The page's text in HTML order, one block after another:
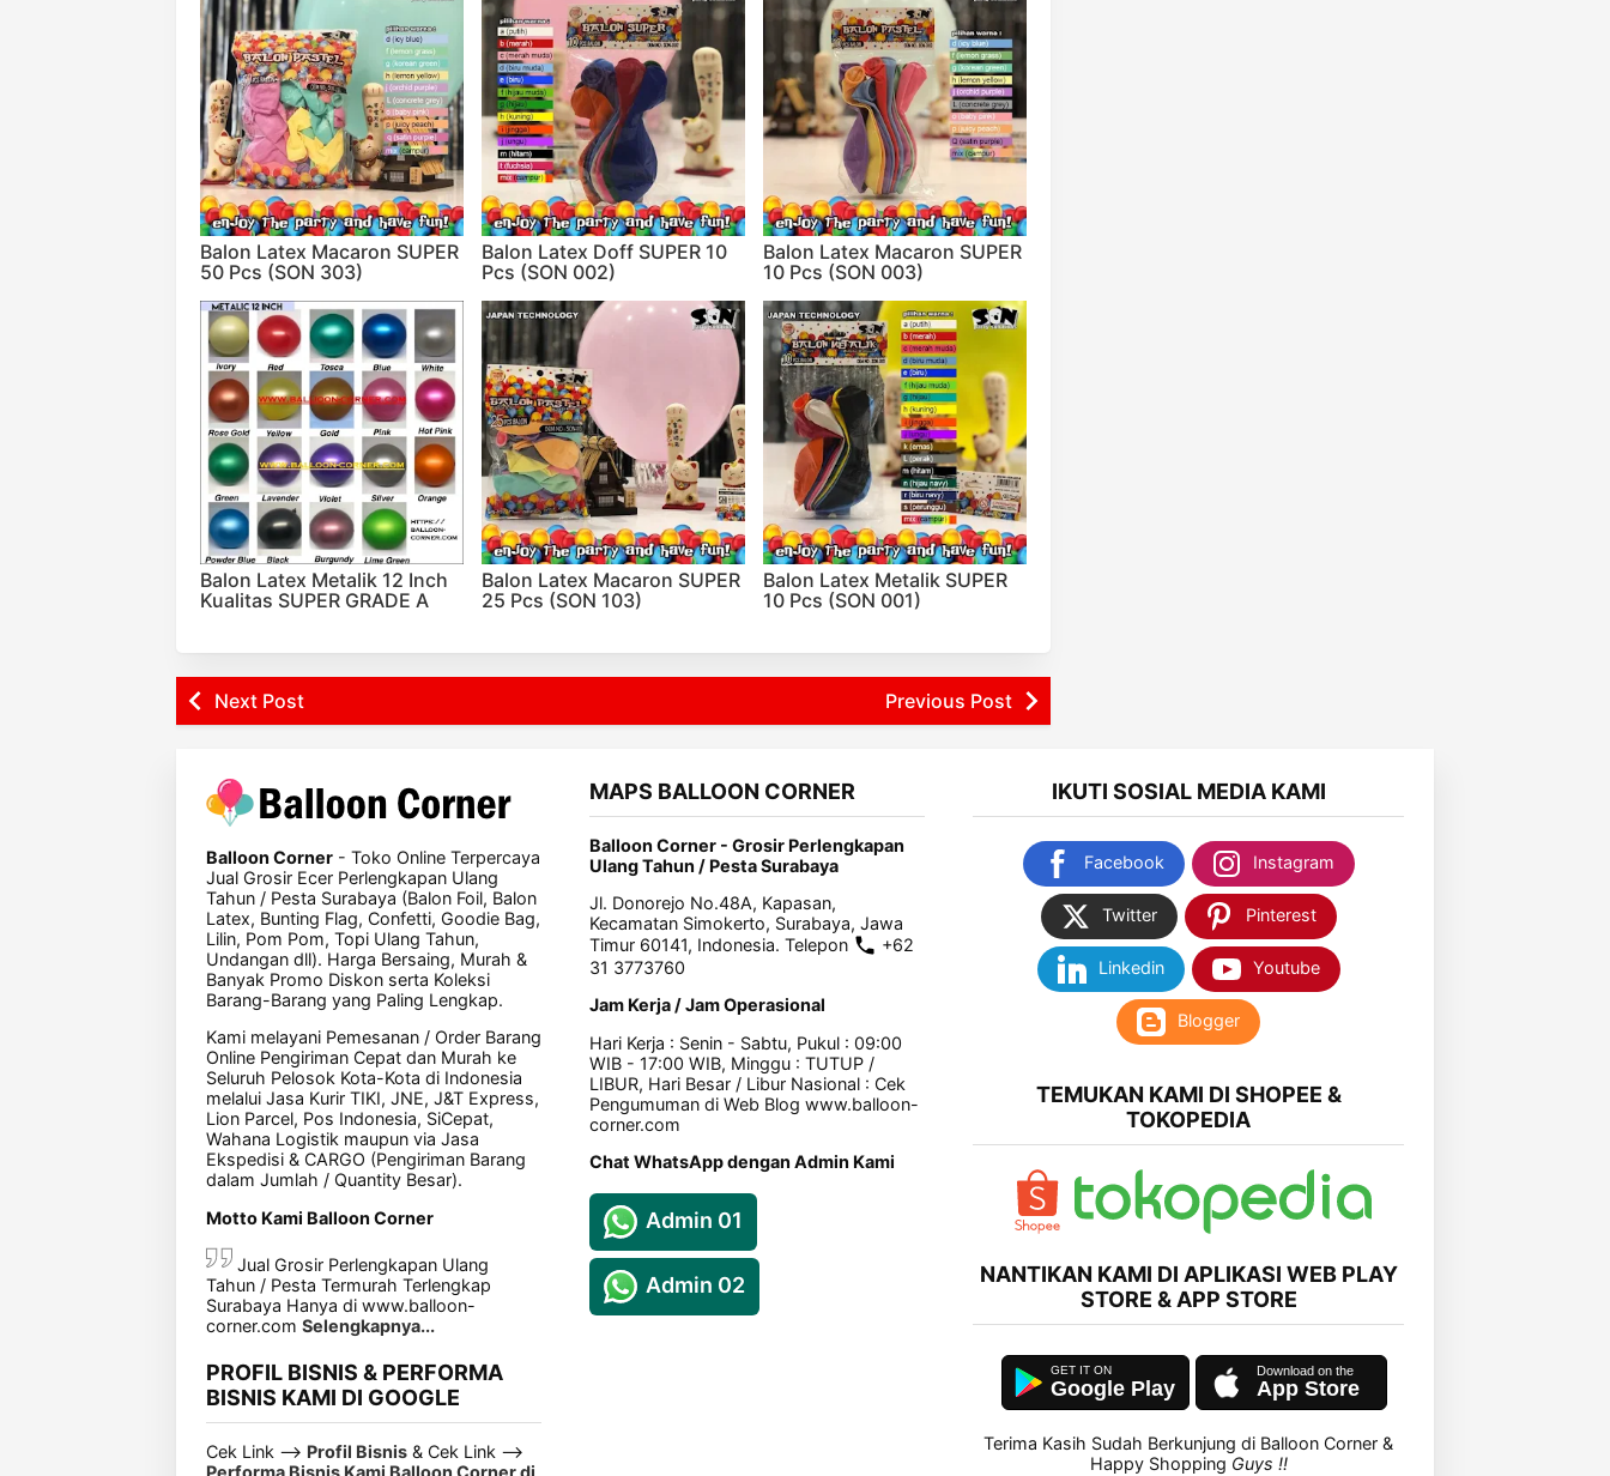
Balon Latex Macaron SUPER
50 Pcs (SON 303)
Balon Latex Doff SUPER 10
Pcs (SON 002)
Balon Latex Macaron SUPER
10 Pcs (SON 003)
Balon Latex Metalik 12 Inch
Kualitas SUPER GRADE A
Balon Latex Macaron SUPER
25 Pcs (SON 103)
Balon Latex Metalik SUPER
10 Pcs (SON 001)
Next Post Previous Post
Balloon Corner - Toko Online Terpercaya
Jual Grosir Ecer Perlengkapan Ulang
Tahun / Pesta Surabaya (Balon Foil, Balon
Latex, Bunting Flag, Confetti, Goodie Bag,
Lilin, Pom Pom, Topi Ulang Tahun,
Undangan dll). Harga Bersaing, Murah &
Banyak Promo Diskon serta Koleksi
Barang-Barang yang Paling Lengkap.
Kami melayani Pemesanan / Order Barang
Online Pengiriman Cepat dan Murah ke
Seluruh Pelosok Kota-Kota di Indonesia
melalui Jasa Kurir TIKI, JNE, J&T Express,
Lion Parcel, Pos Indonesia, SiCepat,
Wahana Logistik maupun via Jasa
Ekspedisi & CARGO (Pengiriman Barang
dalam Jumlah / Quantity Besar).
Motto Kami Balloon Corner
Jual Grosir Perlengkapan Ulang
Tahun / Pesta Termurah Terlengkap
Surabaya Hanya di www.balloon-
corner.com Selengkapnya...
PROFIL BISNIS & PERFORMA
BISNIS KAMI DI GOOGLE
Cek Link --> Profil Bisnis & Cek Link -->
Performa Bisnis Kami Balloon Corner di
MAPS BALLOON CORNER
Balloon Corner - Grosir Perlengkapan
Ulang Tahun / Pesta Surabaya
Jl. Donorejo No.48A, Kapasan,
Kecamatan Simokerto, Surabaya, Jawa
Timur 60141, Indonesia. Telepon
+62
31 3773760
Jam Kerja / Jam Operasional
Hari Kerja : Senin - Sabtu, Pukul : 09:00
WIB - 17:00 WIB, Minggu : TUTUP /
LIBUR, Hari Besar / Libur Nasional : Cek
Pengumuman di Web Blog www.balloon-
corner.com
Chat WhatsApp dengan Admin Kami
Admin 01
Admin 02
IKUTI SOSIAL MEDIA KAMI
Facebook Instagram
Twitter Pinterest
Linkedin Youtube
Blogger
TEMUKAN KAMI DI SHOPEE &
TOKOPEDIA
NANTIKAN KAMI DI APLIKASI WEB PLAY
STORE & APP STORE
Google Play App Store
Terima Kasih Sudah Berkunjung di Balloon Corner &
Happy Shopping Guys !!